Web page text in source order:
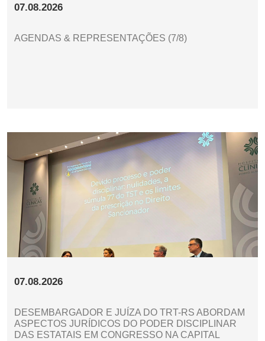
07.08.2026
AGENDAS & REPRESENTAÇÕES (7/8)
07.08.2026
DESEMBARGADOR E JUÍZA DO TRT-RS ABORDAM
ASPECTOS JURÍDICOS DO PODER DISCIPLINAR
DAS ESTATAIS EM CONGRESSO NA CAPITAL